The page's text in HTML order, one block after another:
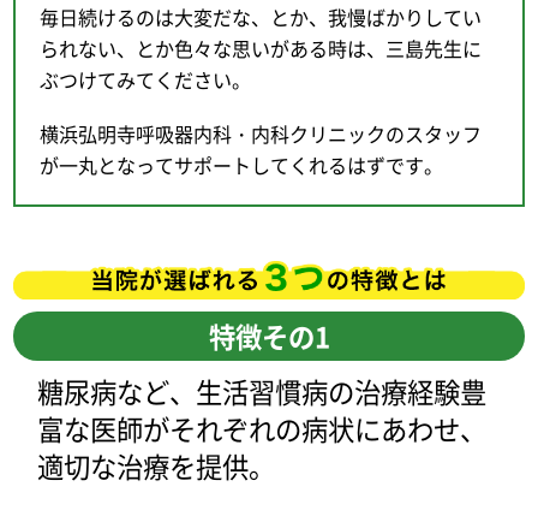
毎日続けるのは大変だな、とか、我慢ばかりしてい
られない、とか色々な思いがある時は、三島先生に
ぶつけてみてください。
横浜弘明寺呼吸器内科・内科クリニックのスタッフ
が一丸となってサポートしてくれるはずです。
特徴その1
糖尿病など、生活習慣病の治療経験豊
富な医師がそれぞれの病状にあわせ、
適切な治療を提供。